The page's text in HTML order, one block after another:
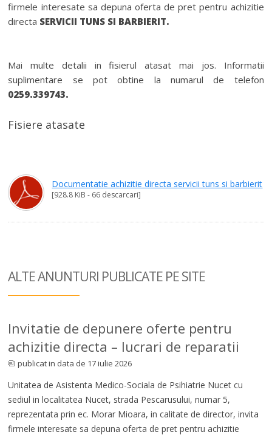
firmele interesate sa depuna oferta de pret pentru achizitie
directa SERVICII TUNS SI BARBIERIT.
Mai multe detalii in fisierul atasat mai jos. Informatii
suplimentare se pot obtine la numarul de telefon
0259.339743.
Fisiere atasate
Documentatie achizitie directa servicii tuns si barbierit
[928.8 KiB - 66 descarcari]
ALTE ANUNTURI PUBLICATE PE SITE
Invitatie de depunere oferte pentru
achizitie directa – lucrari de reparatii
publicat in data de 17 iulie 2026
Unitatea de Asistenta Medico-Sociala de Psihiatrie Nucet cu
sediul in localitatea Nucet, strada Pescarusului, numar 5,
reprezentata prin ec. Morar Mioara, in calitate de director, invita
firmele interesate sa depuna oferta de pret pentru achizitie